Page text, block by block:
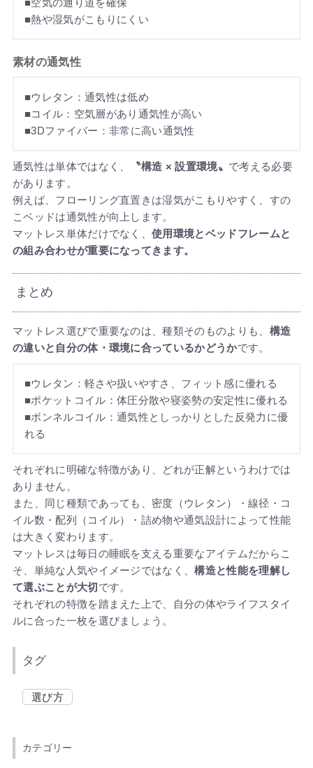
■空気の通り道を確保
■熱や湿気がこもりにくい
素材の通気性
■ウレタン：通気性は低め
■コイル：空気層があり通気性が高い
■3Dファイバー：非常に高い通気性
通気性は単体ではなく、 〝構造 × 設置環境〟 で考える必要
があります。
例えば、フローリング直置きは湿気がこもりやすく、すの
こベッドは通気性が向上します。
マットレス単体だけでなく、使用環境とベッドフレームと
の組み合わせが重要になってきます。
まとめ
マットレス選びで重要なのは、種類そのものよりも、 構造
の違いと自分の体・環境に合っているかどうかです。
■ウレタン：軽さや扱いやすさ、フィット感に優れる
■ポケットコイル：体圧分散や寝姿勢の安定性に優れる
■ボンネルコイル：通気性としっかりとした反発力に優
れる
それぞれに明確な特徴があり、どれが正解というわけでは
ありません。
また、同じ種類であっても、密度（ウレタン）・線径・コ
イル数・配列（コイル）・詰め物や通気設計によって性能
は大きく変わります。
マットレスは毎日の睡眠を支える重要なアイテムだからこ
そ、単純な人気やイメージではなく、構造と性能を理解し
て選ぶことが大切です。
それぞれの特徴を踏まえた上で、自分の体やライフスタイ
ルに合った一枚を選びましょう。
タグ
選び方
カテゴリー